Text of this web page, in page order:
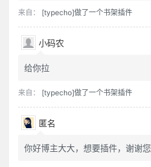
来自： [typecho]做了一个书架插件
小码农
给你拉
来自： [typecho]做了一个书架插件
匿名
你好博主大大，想要插件，谢谢您